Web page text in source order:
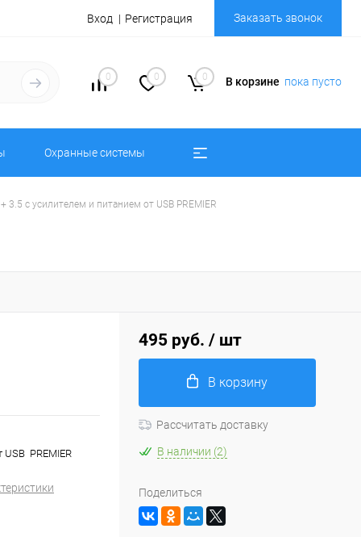
Вход Регистрация Заказать звонок
0 0 0 В корзине пока пусто
Охранные системы
3.5 с усилителем и питанием от USB PREMIER
USB PREMIER
495 руб. / шт
В корзину
Рассчитать доставку
В наличии (2)
Поделиться